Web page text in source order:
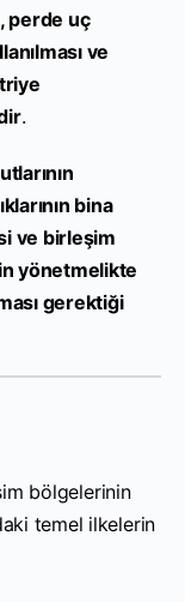
perde uç
ve
.
bina
ve birleşim
yönetmelikte
gerektiği
bölgelerinin
temel ilkelerin